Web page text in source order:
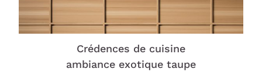
Crédences de cuisine
ambiance exotique taupe